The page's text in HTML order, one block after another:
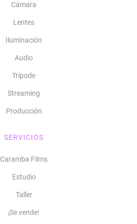
Cámara
Lentes
Iluminación
Audio
Trípode
Streaming
Producción
SERVICIOS
Caramba Films
Estudio
Taller
¡Se vende!